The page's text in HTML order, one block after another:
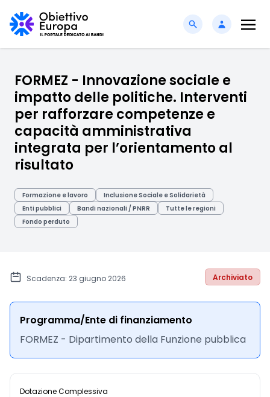
FORMEZ - Innovazione sociale e
impatto delle politiche. Interventi
per rafforzare competenze e
capacità amministrativa
integrata per l’orientamento al
risultato
Formazione e lavoro
Inclusione Sociale e Solidarietà
Enti pubblici
Bandi nazionali / PNRR
Tutte le regioni
Fondo perduto
Scadenza: 23 giugno 2026 Archiviato
Programma/Ente di finanziamento
FORMEZ - Dipartimento della Funzione pubblica
Dotazione Complessiva